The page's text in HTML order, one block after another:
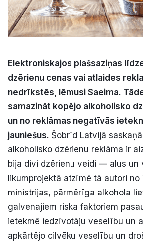
Sludinājumi
Reklāma
Politiskā reklāma
Par mums
Kontakti
Ziņo redakcijai
Facebook Instagram YouTube
Elektroniskajos plašsaziņas
dzērienu cenas vai atlaides
nedrīkstēs, lēmusi Saeima.
samazināt kopējo alkoholisko
un no reklāmas negatīvās
jauniešus. Šobrīd Latvijā
alkoholisko dzērienu reklāma ir
bija divi dzērienu veidi — alus un
likumprojektā atzīmē tā autori no
ministrijas, pārmērīga alkohola
galvenajiem riska faktoriem
ietekmē iedzīvotāju veselību un
apkārtējo cilvēku veselību un